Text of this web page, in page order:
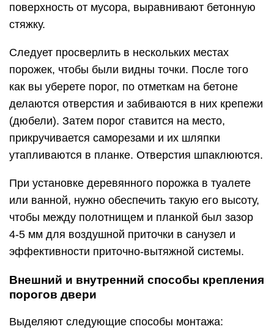
поверхность от мусора, выравнивают бетонную
стяжку.
Следует просверлить в нескольких местах
порожек, чтобы были видны точки. После того
как вы уберете порог, по отметкам на бетоне
делаются отверстия и забиваются в них крепежи
(дюбели). Затем порог ставится на место,
прикручивается саморезами и их шляпки
утапливаются в планке. Отверстия шпаклюются.
При установке деревянного порожка в туалете
или ванной, нужно обеспечить такую его высоту,
чтобы между полотнищем и планкой был зазор
4-5 мм для воздушной приточки в санузел и
эффективности приточно-вытяжной системы.
Внешний и внутренний способы крепления
порогов двери
Выделяют следующие способы монтажа: